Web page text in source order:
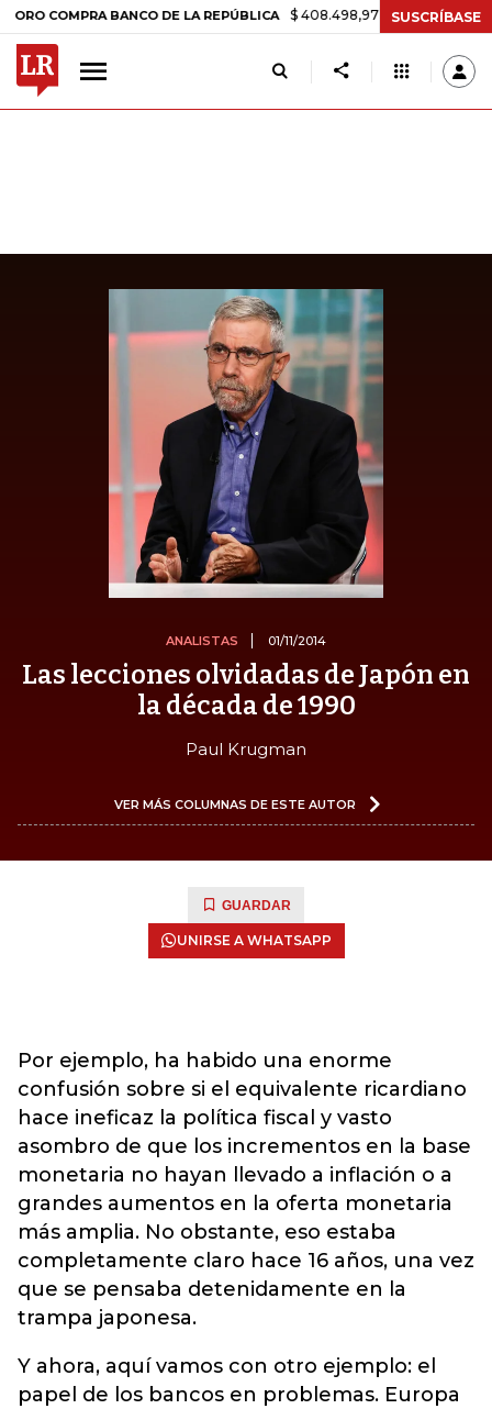
BANCO DE LA REPÚBLICA $ 408.498,97 +$ 8.753,81 +2,19%
SUSCRÍBASE
ANALISTAS 01/11/2014
Las lecciones olvidadas de Japón en
la década de 1990
Paul Krugman
VER MÁS COLUMNAS DE ESTE AUTOR
GUARDAR
UNIRSE A WHATSAPP
Por ejemplo, ha habido una enorme
confusión sobre si el equivalente ricardiano
hace ineficaz la política fiscal y vasto
asombro de que los incrementos en la base
monetaria no hayan llevado a inflación o a
grandes aumentos en la oferta monetaria
más amplia. No obstante, eso estaba
completamente claro hace 16 años, una vez
que se pensaba detenidamente en la
trampa japonesa.
Y ahora, aquí vamos con otro ejemplo: el
papel de los bancos en problemas. Europa